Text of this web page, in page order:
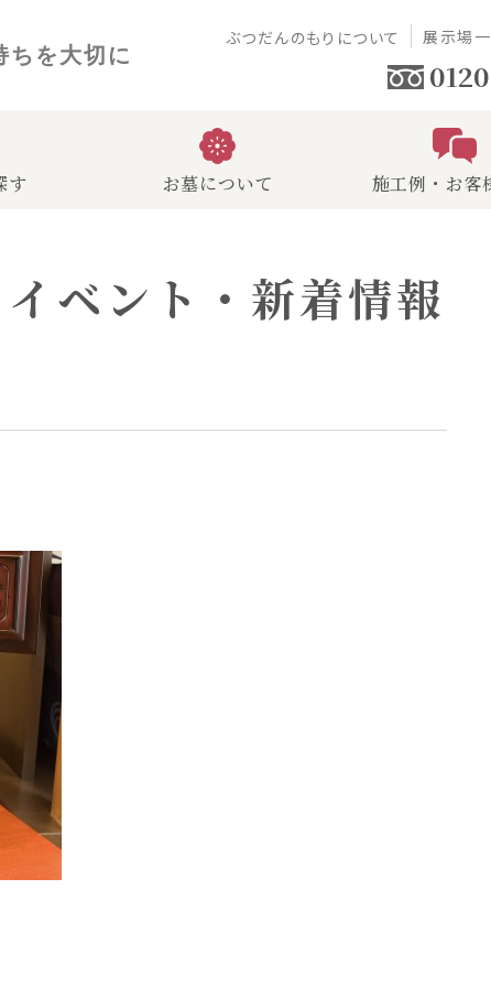
ちを大切に
ぶつだんのもりについて 展示場
す お墓について 施工例・お客
イベント・新着情報